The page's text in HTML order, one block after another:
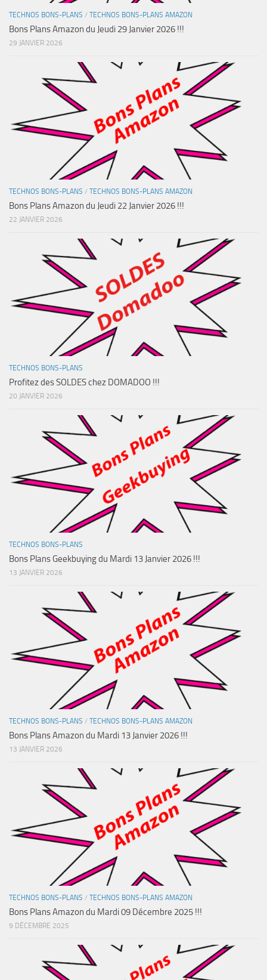
TECHNOS BONS-PLANS / TECHNOS BONS-PLANS AMAZON
Bons Plans Amazon du Jeudi 29 Janvier 2026 !!!
29 JANVIER 2026
TECHNOS BONS-PLANS / TECHNOS BONS-PLANS AMAZON
Bons Plans Amazon du Jeudi 22 Janvier 2026 !!!
22 JANVIER 2026
TECHNOS BONS-PLANS
Profitez des SOLDES chez DOMADOO !!!
20 JANVIER 2026
TECHNOS BONS-PLANS
Bons Plans Geekbuying du Mardi 13 Janvier 2026 !!!
13 JANVIER 2026
TECHNOS BONS-PLANS / TECHNOS BONS-PLANS AMAZON
Bons Plans Amazon du Mardi 13 Janvier 2026 !!!
13 JANVIER 2026
TECHNOS BONS-PLANS / TECHNOS BONS-PLANS AMAZON
Bons Plans Amazon du Mardi 09 Décembre 2025 !!!
9 DÉCEMBRE 2025